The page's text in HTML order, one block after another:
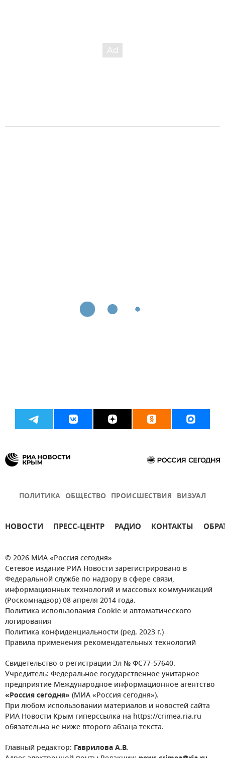
ПОЛИТИКА ОБЩЕСТВО ПРОИСШЕСТВИЯ ВИЗУАЛ
НОВОСТИ ПРЕСС-ЦЕНТР РАДИО КОНТАКТЫ
© 2026 МИА «Россия сегодня»
Сетевое издание РИА Новости зарегистрировано в
Федеральной службе по надзору в сфере связи,
информационных технологий и массовых коммуникаций
(Роскомнадзор) 08 апреля 2014 года.
Политика использования Cookie и автоматического
логирования
Политика конфиденциальности (ред. 2023 г.)
Правила применения рекомендательных технологий
Свидетельство о регистрации Эл № ФС77-57640.
Учредитель: Федеральное государственное унитарное
предприятие Международное информационное агентство
«Россия сегодня» (МИА «Россия сегодня»).
При любом использовании материалов и новостей сайта
РИА Новости Крым гиперссылка на https://crimea.ria.ru
обязательна не ниже второго абзаца текста.
Главный редактор: Гаврилова А.В.